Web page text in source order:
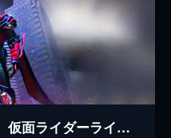
リバイスＦｏｒｗａｒｄ 仮面ライダーライブ＆エビル＆デモンズ